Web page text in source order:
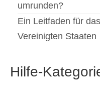
umrunden?
Ein Leitfaden für
Vereinigten Staaten
Hilfe-